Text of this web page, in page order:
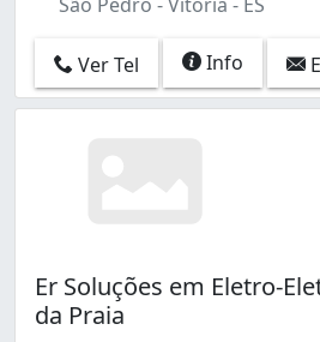
Ver Tel Info
Er Soluções em Eletro-
da Praia